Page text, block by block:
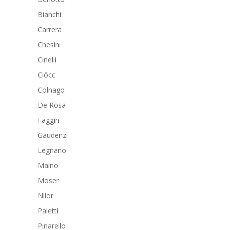
Bianchi
Carrera
Chesini
Cinelli
Ciöcc
Colnago
De Rosa
Faggin
Gaudenzi
Legnano
Maino
Moser
Nilor
Paletti
Pinarello